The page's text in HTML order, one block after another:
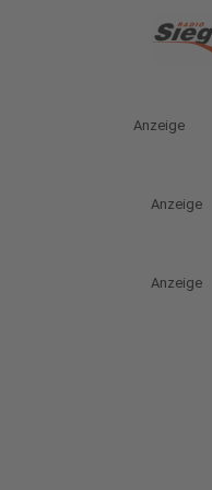
Anzeige
Anzeige
Anzeige